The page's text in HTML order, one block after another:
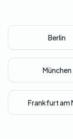
Berlin
München
Frankfurt am